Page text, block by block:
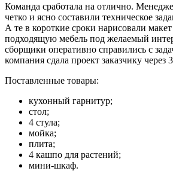
Команда сработала на отлично.
четко и ясно составили техническое
А те в короткие сроки нарисовали
подходящую мебель под желаемый
сборщики оперативно справились с
компания сдала проект заказчику через
Поставленные товары:
кухонный гарнитур;
стол;
4 стула;
мойка;
плита;
4 кашпо для растений;
мини-шкаф.